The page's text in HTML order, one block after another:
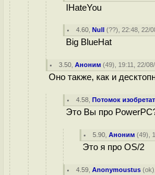
IHateYou
4.60 ,Null (??), 22:48, 22/
Big BlueHat
3.50 ,Аноним (49), 19:11, 22/
Оно также, как и
4.58 ,Потомок
Это Вы про
5.90 ,Аноним (49),
Это я про OS/2
4.59 ,Anonymoustus (ok